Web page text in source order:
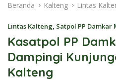
Beranda Kalteng Lintas
Lintas Kalteng, Satpol PP Damkar
Kasatpol PP
Dampingi
Kalteng